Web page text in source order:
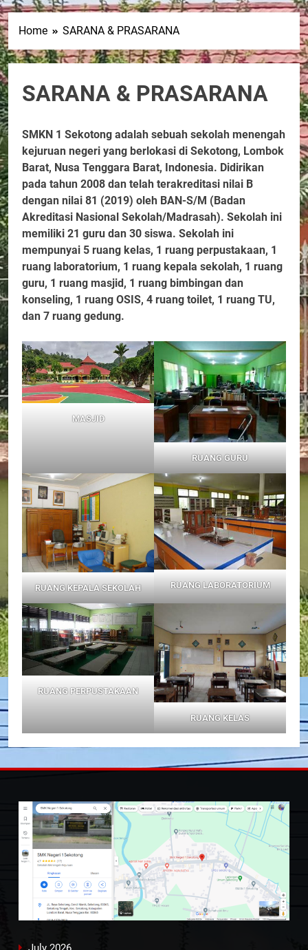
Home SARANA & PRASARANA
SARANA & PRASARANA
SMKN 1 Sekotong adalah sebuah sekolah menengah
kejuruan negeri yang berlokasi di Sekotong, Lombok
Barat, Nusa Tenggara Barat, Indonesia. Didirikan
pada tahun 2008 dan telah terakreditasi nilai B
dengan nilai 81 (2019) oleh BAN-S/M (Badan
Akreditasi Nasional Sekolah/Madrasah). Sekolah ini
memiliki 21 guru dan 30 siswa. Sekolah ini
mempunyai 5 ruang kelas, 1 ruang perpustakaan, 1
ruang laboratorium, 1 ruang kepala sekolah, 1 ruang
guru, 1 ruang masjid, 1 ruang bimbingan dan
konseling, 1 ruang OSIS, 4 ruang toilet, 1 ruang TU,
dan 7 ruang gedung.
MASJID
RUANG GURU
RUANG KEPALA SEKOLAH RUANG LABORATORIUM
RUANG PERPUSTAKAAN
RUANG KELAS